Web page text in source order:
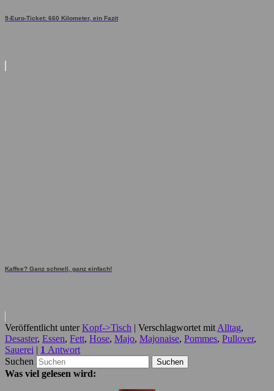
9-Euro-Ticket: 660 Kilometer, ein Fazit
Kaffee? Ganz schnell, ganz einfach!
Veröffentlicht unter Kopf->Tisch | Verschlagwortet mit Alltag,
Desaster, Essen, Fett, Hose, Majo, Majonaise, Pommes, Pullover,
Sauerei | 1 Antwort
Suchen
Was viel gelesen wird: